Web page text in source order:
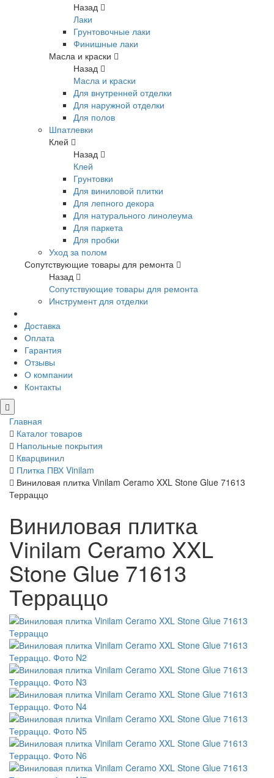
Назад
Лаки
Грунтовочные лаки
Финишные лаки
Масла и краски
Назад
Масла и краски
Для внутренней отделки
Для наружной отделки
Для полов
Шпатлевки
Клей
Назад
Клей
Грунтовки
Для виниловой плитки
Для лепного декора
Для натурального линолеума
Для паркета
Для пробки
Уход за полом
Сопутствующие товары для ремонта
Назад
Сопутствующие товары для ремонта
Инструмент для отделки
Доставка
Оплата
Гарантия
Отзывы
О компании
Контакты
Главная
Каталог товаров
Напольные покрытия
Кварцвинил
Плитка ПВХ Vinilam
Виниловая плитка Vinilam Ceramo XXL Stone Glue 71613
Терраццо
Виниловая плитка
Vinilam Ceramo XXL
Stone Glue 71613
Терраццо